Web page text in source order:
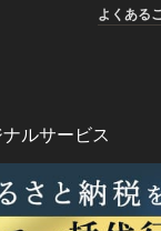
よくある
ルサービス